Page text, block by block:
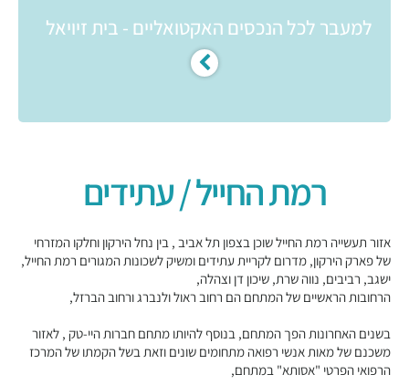
למעבר לכל הנכסים האקטואליים - בית זיויאל
רמת החייל / עתידים
אזור תעשייה רמת החייל שוכן בצפון תל אביב , בין נחל הירקון וחלקו המזרחי
של פארק הירקון, מדרום לקריית עתידים ומשיק לשכונות המגורים רמת החייל,
ישגב, רביבים, נווה שרת, שיכון דן וצהלה,
הרחובות הראשיים של המתחם הם רחוב ראול ולנברג ורחוב הברזל,
בשנים האחרונות הפך המתחם, בנוסף להיותו מתחם חברות היי-טק , לאזור
משכנם של מאות אנשי רפואה מתחומים שונים וזאת בשל הקמתו של המרכז
הרפואי הפרטי "אסותא" במתחם,